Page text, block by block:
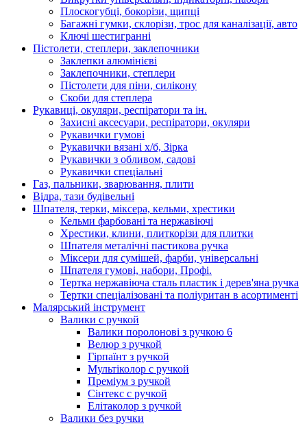
Плоскогубці, бокорізи, щипці
Багажні гумки, склорізи, трос для каналізації, авто
Ключі шестигранні
Пістолети, степлери, заклепочники
Заклепки алюмінієві
Заклепочники, степлери
Пістолети для піни, силікону
Скоби для степлера
Рукавиці, окуляри, респіратори та ін.
Захисні аксесуари, респіратори, окуляри
Рукавички гумові
Рукавички вязані х/б, Зірка
Рукавички з обливом, садові
Рукавички спеціальні
Газ, пальники, зварювання, плити
Відра, тази будівельні
Шпателя, терки, міксера, кельми, хрестики
Кельми фарбовані та нержавіючі
Хрестики, клини, плиткорізи для плитки
Шпателя металічні пастикова ручка
Міксери для сумішей, фарби, універсальні
Шпателя гумові, набори, Профі.
Тертка нержавіюча сталь пластик і дерев'яна ручка
Тертки спеціалізовані та поліуритан в асортименті
Малярський інструмент
Валики с ручкой
Валики поролонові з ручкою 6
Велюр з ручкой
Гірпаїнт з ручкой
Мультіколор с ручкой
Преміум з ручкой
Сінтекс с ручкой
Елітаколор з ручкой
Валики без ручки